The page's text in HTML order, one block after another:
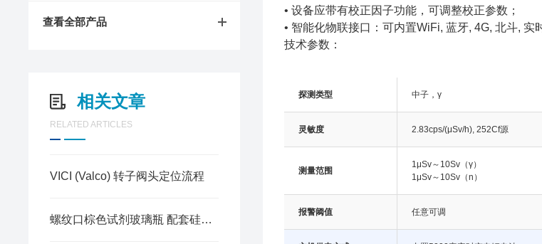
查看全部产品
相关文章
RELATED ARTICLES
VICI (Valco) 转子阀头定位流程
螺纹口棕色试剂玻璃瓶 配套硅胶塞
• 设备应带有校正因子功能，可调整校正参数；
• 智能化物联接口：可内置WiFi, 蓝牙, 4G, 北斗, 实
技术参数：
探测类型 中子，γ
灵敏度 2.83cps/(μSv/h), 252Cf源
测量范围
1μSv～10Sv（γ）
1μSv～10Sv（n）
报警阈值 任意可调